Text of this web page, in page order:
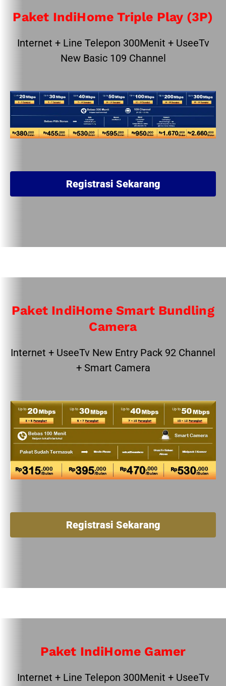
Paket IndiHome Triple Play (3P)
Internet + Line Telepon 300Menit + UseeTv
New Basic 109 Channel
Registrasi Sekarang
Paket IndiHome Smart Bundling
Camera
Internet + UseeTv New Entry Pack 92 Channel
+ Smart Camera
Registrasi Sekarang
Paket IndiHome Gamer
Internet + Line Telepon 300Menit + UseeTv